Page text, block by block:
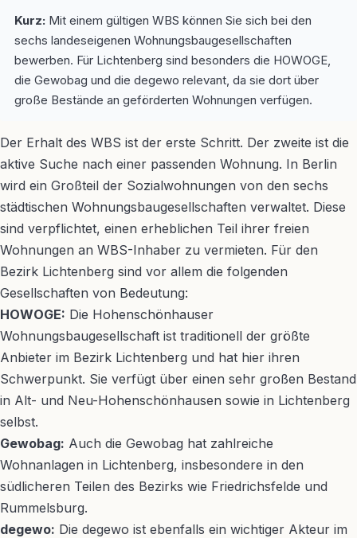
Kurz: Mit einem gültigen WBS können Sie sich bei den
sechs landeseigenen Wohnungsbaugesellschaften
bewerben. Für Lichtenberg sind besonders die HOWOGE,
die Gewobag und die degewo relevant, da sie dort über
große Bestände an geförderten Wohnungen verfügen.
Der Erhalt des WBS ist der erste Schritt. Der zweite ist die
aktive Suche nach einer passenden Wohnung. In Berlin
wird ein Großteil der Sozialwohnungen von den sechs
städtischen Wohnungsbaugesellschaften verwaltet. Diese
sind verpflichtet, einen erheblichen Teil ihrer freien
Wohnungen an WBS-Inhaber zu vermieten. Für den
Bezirk Lichtenberg sind vor allem die folgenden
Gesellschaften von Bedeutung:
HOWOGE: Die Hohenschönhauser
Wohnungsbaugesellschaft ist traditionell der größte
Anbieter im Bezirk Lichtenberg und hat hier ihren
Schwerpunkt. Sie verfügt über einen sehr großen Bestand
in Alt- und Neu-Hohenschönhausen sowie in Lichtenberg
selbst.
Gewobag: Auch die Gewobag hat zahlreiche
Wohnanlagen in Lichtenberg, insbesondere in den
südlicheren Teilen des Bezirks wie Friedrichsfelde und
Rummelsburg.
degewo: Die degewo ist ebenfalls ein wichtiger Akteur im